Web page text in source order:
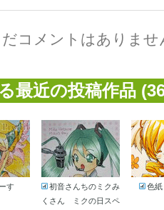
だコメントはありませ
最近の投稿作品
す
初音さんちのミクみ
くさん ミクの日スペ
色